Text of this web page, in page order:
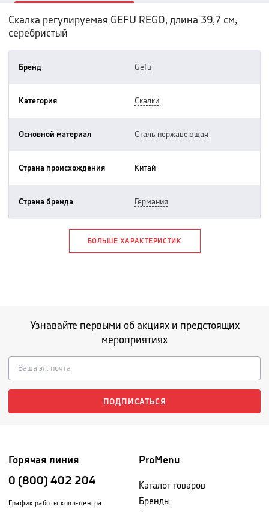
Скалка регулируемая GEFU REGO, длина 39,7 см,
серебристый
Бренд gefu
Категория скалки
Основной материал сталь нержавеющая
Страна происхождения китай
Страна бренда германия
БОЛЬШЕ ХАРАКТЕРИСТИК
Узнавайте первыми об акциях и предстоящих
мероприятиях
ПОДПИСАТЬСЯ
Горячая линия
0 (800) 402 204
График работы колл-центра
ProMenu
Каталог товаров
Бренды